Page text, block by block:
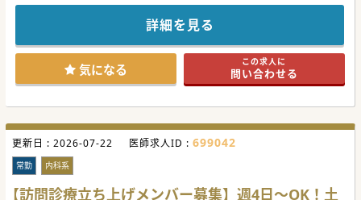
ご専門は問いませんが、へき地医療にご興味のある先生を歓
働きやすい環境づくりにも力を入れており、院内保育の活用
や有給休暇取得の促進にも注力しております。
自然豊かで温暖な気候のエリアですので、是非ご検討くださ
#秋入職可
詳細を見る
気になる この求人に
問い合わせる
更新日 : 2026-07-22 医師求人ID : 699042
常勤 内科系
【訪問診療立ち上げメンバー募集】週4日～OK！土